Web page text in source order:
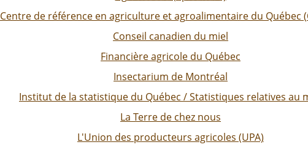
Centre de référence en agriculture et agroalimentaire du Québec
Conseil canadien du miel
Financière agricole du Québec
Insectarium de Montréal
Institut de la statistique du Québec / Statistiques relatives au
La Terre de chez nous
L'Union des producteurs agricoles (UPA)